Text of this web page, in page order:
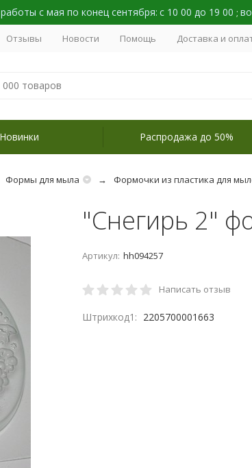
с мая по конец сентября: с 10 00 до 19 00 ;
Отзывы Новости Помощь Доставка и
Новинки Распродажа до 50%
Формы для мыла Формочки из пластика для
"Снегирь 2"
Артикул: hh094257
Написать отзыв
Штрихкод1: 2205700001663